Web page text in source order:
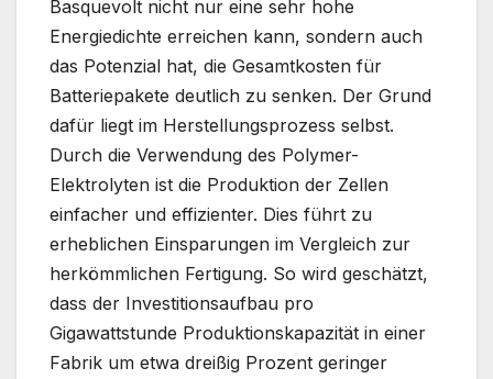
Basquevolt nicht nur eine sehr hohe
Energiedichte erreichen kann, sondern auch
das Potenzial hat, die Gesamtkosten für
Batteriepakete deutlich zu senken. Der Grund
dafür liegt im Herstellungsprozess selbst.
Durch die Verwendung des Polymer-
Elektrolyten ist die Produktion der Zellen
einfacher und effizienter. Dies führt zu
erheblichen Einsparungen im Vergleich zur
herkömmlichen Fertigung. So wird geschätzt,
dass der Investitionsaufbau pro
Gigawattstunde Produktionskapazität in einer
Fabrik um etwa dreißig Prozent geringer